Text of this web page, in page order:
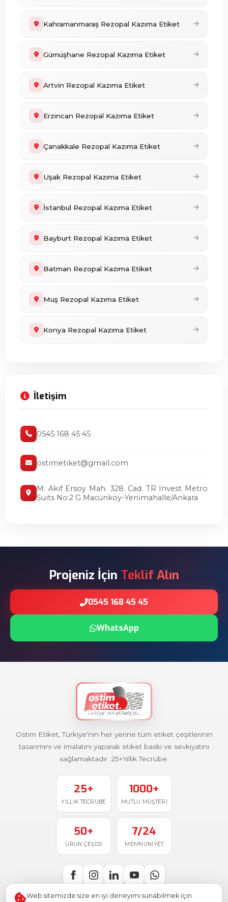
Kahramanmaraş Rezopal Kazıma Etiket
Gümüşhane Rezopal Kazıma Etiket
Artvin Rezopal Kazıma Etiket
Erzincan Rezopal Kazıma Etiket
Çanakkale Rezopal Kazıma Etiket
Uşak Rezopal Kazıma Etiket
İstanbul Rezopal Kazıma Etiket
Bayburt Rezopal Kazıma Etiket
Batman Rezopal Kazıma Etiket
Muş Rezopal Kazıma Etiket
Konya Rezopal Kazıma Etiket
İletişim
0545 168 45 45
ostimetiket@gmail.com
M. Akif Ersoy Mah. 328. Cad. TR Invest Metro
Suits No:2 G Macunköy-Yenimahalle/Ankara
Projeniz İçin Teklif Alın
0545 168 45 45
WhatsApp
Ostim Etiket, Türkiye'nin her yerine tüm etiket çeşitlerinin
tasarımını ve imalatını yaparak etiket baskı ve sevkiyatını
sağlamaktadır. 25+Yıllık Tecrübe.
25+
YILLIK TECRÜBE
1000+
MUTLU MÜŞTERI
50+
ÜRÜN ÇEŞIDI
7/24
MEMNUNIYET
Web sitemizde size en iyi deneyimi sunabilmek için